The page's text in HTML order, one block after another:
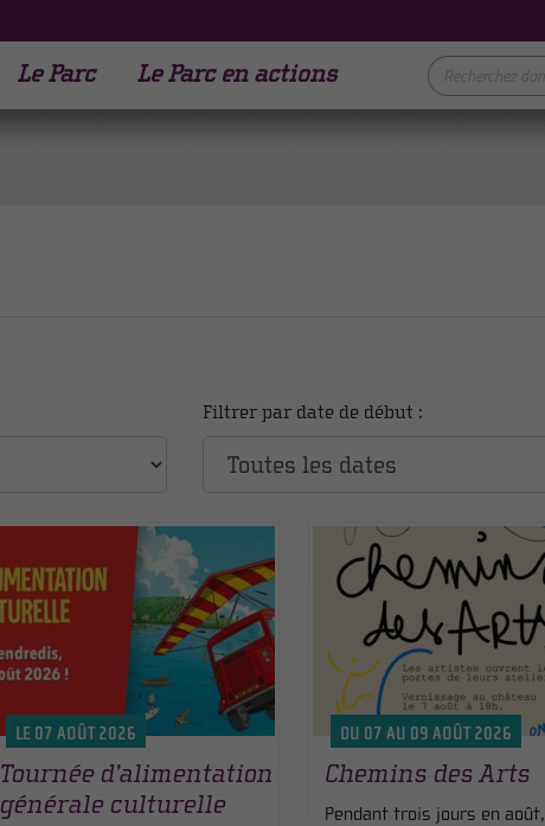
Le Parc Le Parc en actions
Filtrer par date de début :
LE 07 AOÛT 2026
Tournée d’alimentation
générale culturelle
DU 07 AU 09 AOÛT 2026
Chemins des Arts
Pendant trois jours en